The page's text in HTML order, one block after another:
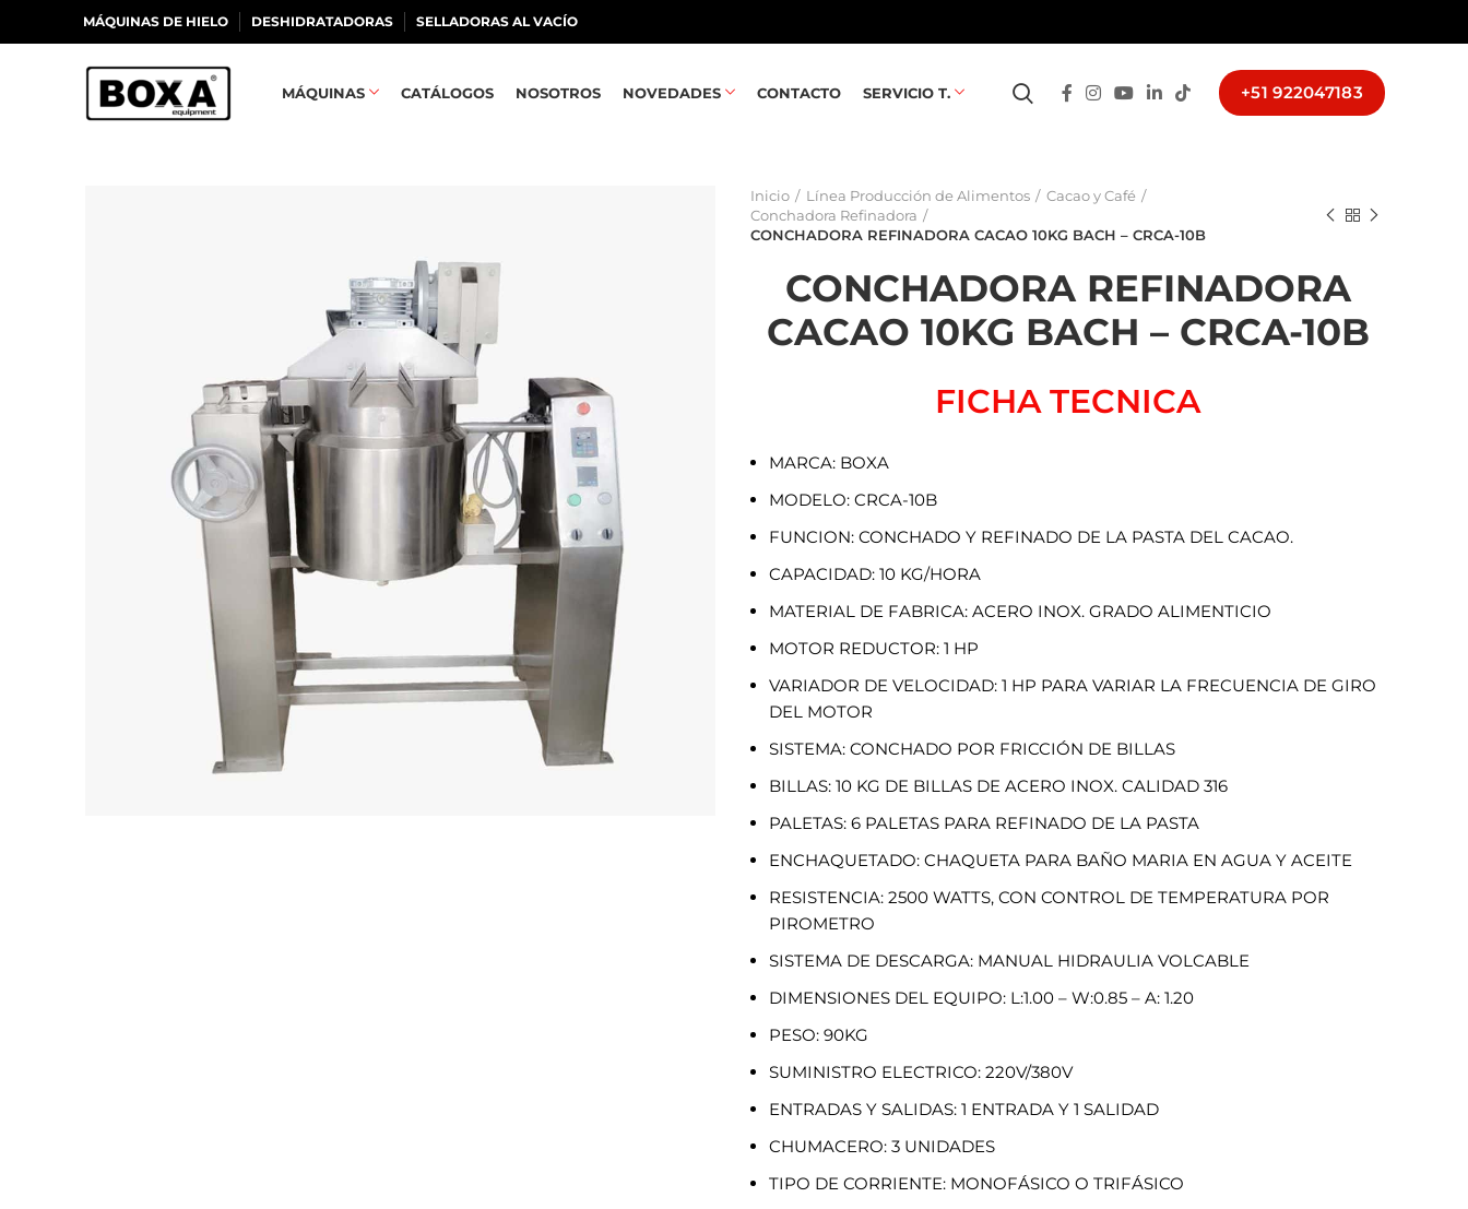
MÁQUINAS DE HIELO DESHIDRATADORAS SELLADORAS AL VACÍO
MÁQUINAS CATÁLOGOS NOSOTROS NOVEDADES CONTACTO SERVICIO T. +51 922047183
Inicio Línea Producción de Alimentos
Cacao y Café
Conchadora Refinadora
CONCHADORA REFINADORA CACAO 10KG BACH – CRCA-10B
CONCHADORA REFINADORA
CACAO 10KG BACH – CRCA-10B
FICHA TECNICA
MARCA: BOXA
MODELO: CRCA-10B
FUNCION: CONCHADO Y REFINADO DE LA PASTA DEL CACAO.
CAPACIDAD: 10 KG/HORA
MATERIAL DE FABRICA: ACERO INOX. GRADO ALIMENTICIO
MOTOR REDUCTOR: 1 HP
VARIADOR DE VELOCIDAD: 1 HP PARA VARIAR LA FRECUENCIA DE GIRO
DEL MOTOR
SISTEMA: CONCHADO POR FRICCIÓN DE BILLAS
BILLAS: 10 KG DE BILLAS DE ACERO INOX. CALIDAD 316
PALETAS: 6 PALETAS PARA REFINADO DE LA PASTA
ENCHAQUETADO: CHAQUETA PARA BAÑO MARIA EN AGUA Y ACEITE
RESISTENCIA: 2500 WATTS, CON CONTROL DE TEMPERATURA POR
PIROMETRO
SISTEMA DE DESCARGA: MANUAL HIDRAULIA VOLCABLE
DIMENSIONES DEL EQUIPO: L:1.00 – W:0.85 – A: 1.20
PESO: 90KG
SUMINISTRO ELECTRICO: 220V/380V
ENTRADAS Y SALIDAS: 1 ENTRADA Y 1 SALIDAD
CHUMACERO: 3 UNIDADES
TIPO DE CORRIENTE: MONOFÁSICO O TRIFÁSICO